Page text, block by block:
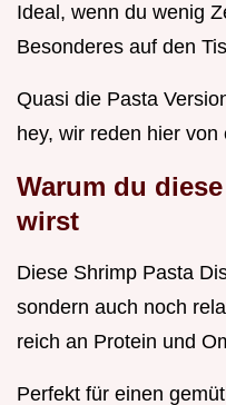
Ideal, wenn du wenig
Besonderes auf den
Quasi die Pasta
hey, wir reden hier
Warum du
wirst
Diese Shrimp Pasta
sondern auch noch
reich an Protein und
Perfekt für einen